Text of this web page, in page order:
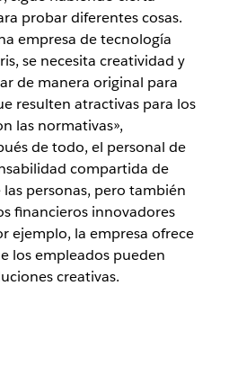
probar diferentes cosas.
empresa de tecnología
se necesita creatividad y
de manera original para
resulten atractivas para los
las normativas»,
de todo, el personal de
compartida de
personas, pero también
financieros innovadores
ejemplo, la empresa ofrece
los empleados pueden
creativas.